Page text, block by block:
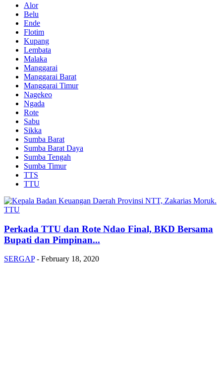
Alor
Belu
Ende
Flotim
Kupang
Lembata
Malaka
Manggarai
Manggarai Barat
Manggarai Timur
Nagekeo
Ngada
Rote
Sabu
Sikka
Sumba Barat
Sumba Barat Daya
Sumba Tengah
Sumba Timur
TTS
TTU
TTU
Perkada TTU dan Rote Ndao Final, BKD Bersama
Bupati dan Pimpinan...
SERGAP - February 18, 2020